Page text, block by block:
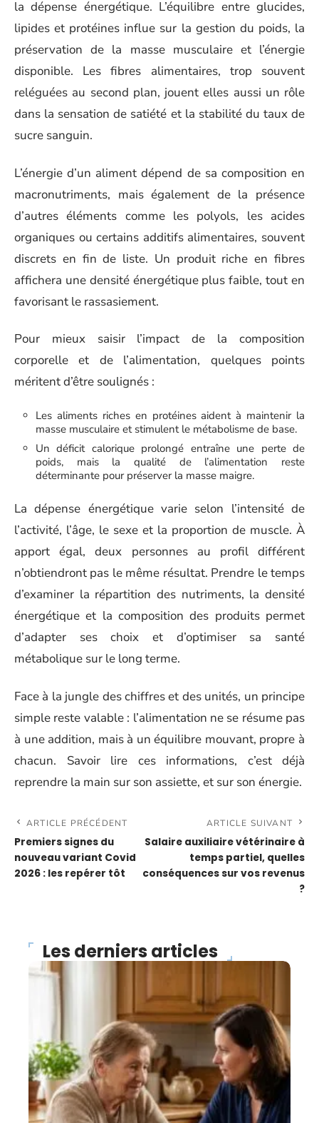
la dépense énergétique. L’équilibre entre glucides,
lipides et protéines influe sur la gestion du poids, la
préservation de la masse musculaire et l’énergie
disponible. Les fibres alimentaires, trop souvent
reléguées au second plan, jouent elles aussi un rôle
dans la sensation de satiété et la stabilité du taux de
sucre sanguin.
L’énergie d’un aliment dépend de sa composition en
macronutriments, mais également de la présence
d’autres éléments comme les polyols, les acides
organiques ou certains additifs alimentaires, souvent
discrets en fin de liste. Un produit riche en fibres
affichera une densité énergétique plus faible, tout en
favorisant le rassasiement.
Pour mieux saisir l’impact de la composition
corporelle et de l’alimentation, quelques points
méritent d’être soulignés :
Les aliments riches en protéines aident à maintenir la
masse musculaire et stimulent le métabolisme de base.
Un déficit calorique prolongé entraîne une perte de
poids, mais la qualité de l’alimentation reste
déterminante pour préserver la masse maigre.
La dépense énergétique varie selon l’intensité de
l’activité, l’âge, le sexe et la proportion de muscle. À
apport égal, deux personnes au profil différent
n’obtiendront pas le même résultat. Prendre le temps
d’examiner la répartition des nutriments, la densité
énergétique et la composition des produits permet
d’adapter ses choix et d’optimiser sa santé
métabolique sur le long terme.
Face à la jungle des chiffres et des unités, un principe
simple reste valable : l’alimentation ne se résume pas
à une addition, mais à un équilibre mouvant, propre à
chacun. Savoir lire ces informations, c’est déjà
reprendre la main sur son assiette, et sur son énergie.
ARTICLE PRÉCÉDENT
Premiers signes du
nouveau variant Covid
2026 : les repérer tôt
ARTICLE SUIVANT
Salaire auxiliaire vétérinaire à
temps partiel, quelles
conséquences sur vos revenus
?
Les derniers articles